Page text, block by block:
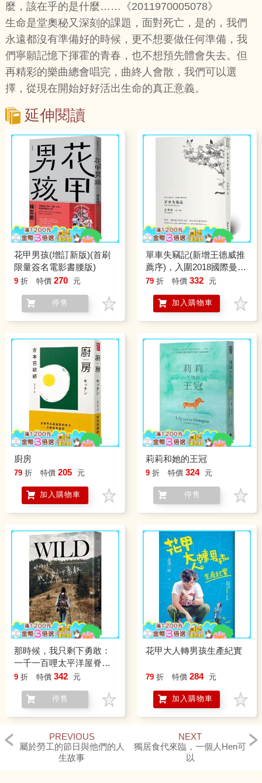
麼，該在乎的是什麼……《2011970005078》
生命是堂奧秘又深刻的課題，面對死亡，是的，我們
永遠都沒有準備好的時候，更不想要做任何準備，我
們寧願記憶下揮霍的青春，也不想預先體會失去。但
再精彩的樂曲總會唱完，曲終人會散，我們可以選
擇，從現在開始好好活出生命的真正意義。
延伸閱讀
花甲男孩(增訂新版)(首刷
限量簽名電影書腰版)
9 折 特價 270 元
停售
單車失竊記(新增王德威推
薦序)，入圍2018國際曼布
克獎
79 折 特價 332 元
加入購物車
廚房
79 折 特價 205 元
加入購物車
莉莉和她的王冠
9 折 特價 324 元
停售
那時候，我只剩下勇敢：
一千一百哩太平洋屋脊步
道尋回的人生
9 折 特價 342 元
停售
花甲大人轉男孩生產紀實
79 折 特價 284 元
加入購物車
PREVIOUS
屬於勞工的節日與他們的人
生故事
NEXT
獨居食代來臨，一個人Hen可
以